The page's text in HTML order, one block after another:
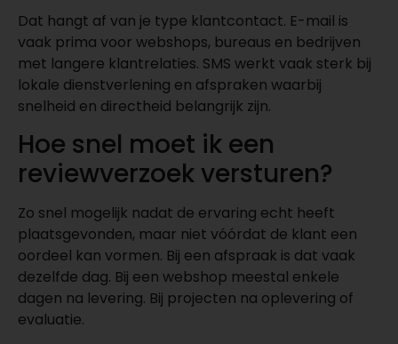
Dat hangt af van je type klantcontact. E-mail is
vaak prima voor webshops, bureaus en bedrijven
met langere klantrelaties. SMS werkt vaak sterk bij
lokale dienstverlening en afspraken waarbij
snelheid en directheid belangrijk zijn.
Hoe snel moet ik een
reviewverzoek versturen?
Zo snel mogelijk nadat de ervaring echt heeft
plaatsgevonden, maar niet vóórdat de klant een
oordeel kan vormen. Bij een afspraak is dat vaak
dezelfde dag. Bij een webshop meestal enkele
dagen na levering. Bij projecten na oplevering of
evaluatie.